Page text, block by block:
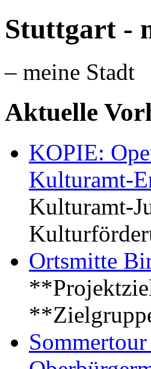
Stuttgart -
– meine Stadt
Aktuelle
KOPIE:
Kulturamt-
Kulturamt-
Ortsmitte